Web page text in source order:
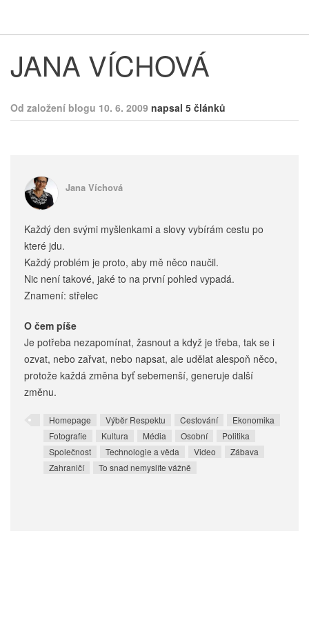
JANA VÍCHOVÁ
Od založení blogu 10. 6. 2009 napsal 5 článků
Jana Víchová
Každý den svými myšlenkami a slovy vybírám cestu po
které jdu.
Každý problém je proto, aby mě něco naučil.
Nic není takové, jaké to na první pohled vypadá.
Znamení: střelec
O čem píše
Je potřeba nezapomínat, žasnout a když je třeba, tak se i
ozvat, nebo zařvat, nebo napsat, ale udělat alespoň něco,
protože každá změna byť sebemenší, generuje další
změnu.
Homepage Výběr Respektu Cestování
Ekonomika
Fotografie
Kultura Média Osobní
Politika
Společnost
Technologie a věda Video
Zábava
Zahraničí
To snad nemyslíte vážně